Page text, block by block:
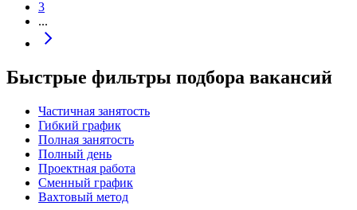
3
...
Быстрые фильтры подбора вакансий
Частичная занятость
Гибкий график
Полная занятость
Полный день
Проектная работа
Сменный график
Вахтовый метод